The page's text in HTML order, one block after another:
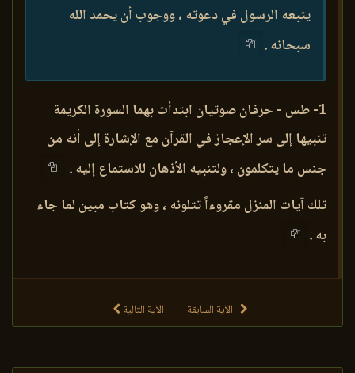
يتبعه الرسول في دعوته ، ووجوب أن يحمد الله
سبحانه .
1- طس - حرفان صوتيان ابتدأت بهما السورة الكريمة
تنبيها إلى سر الإعجاز في القرآن مع الإشارة إلى أنه من
جنس ما يتكلمون ، ولتنبيه الأذهان للاستماع إليه .
تلك آيات المنزل مقروءاً تتلونه ، وهو كتاب مبين لما جاء
به .
الآية السابقة الآية التالية